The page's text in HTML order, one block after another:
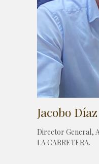
Jacobo Díaz
Director General,
LA CARRETERA.